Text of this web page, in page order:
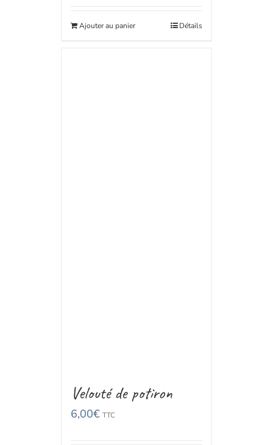
Ajouter au panier Détails
Velouté de potiron
6,00€ TTC